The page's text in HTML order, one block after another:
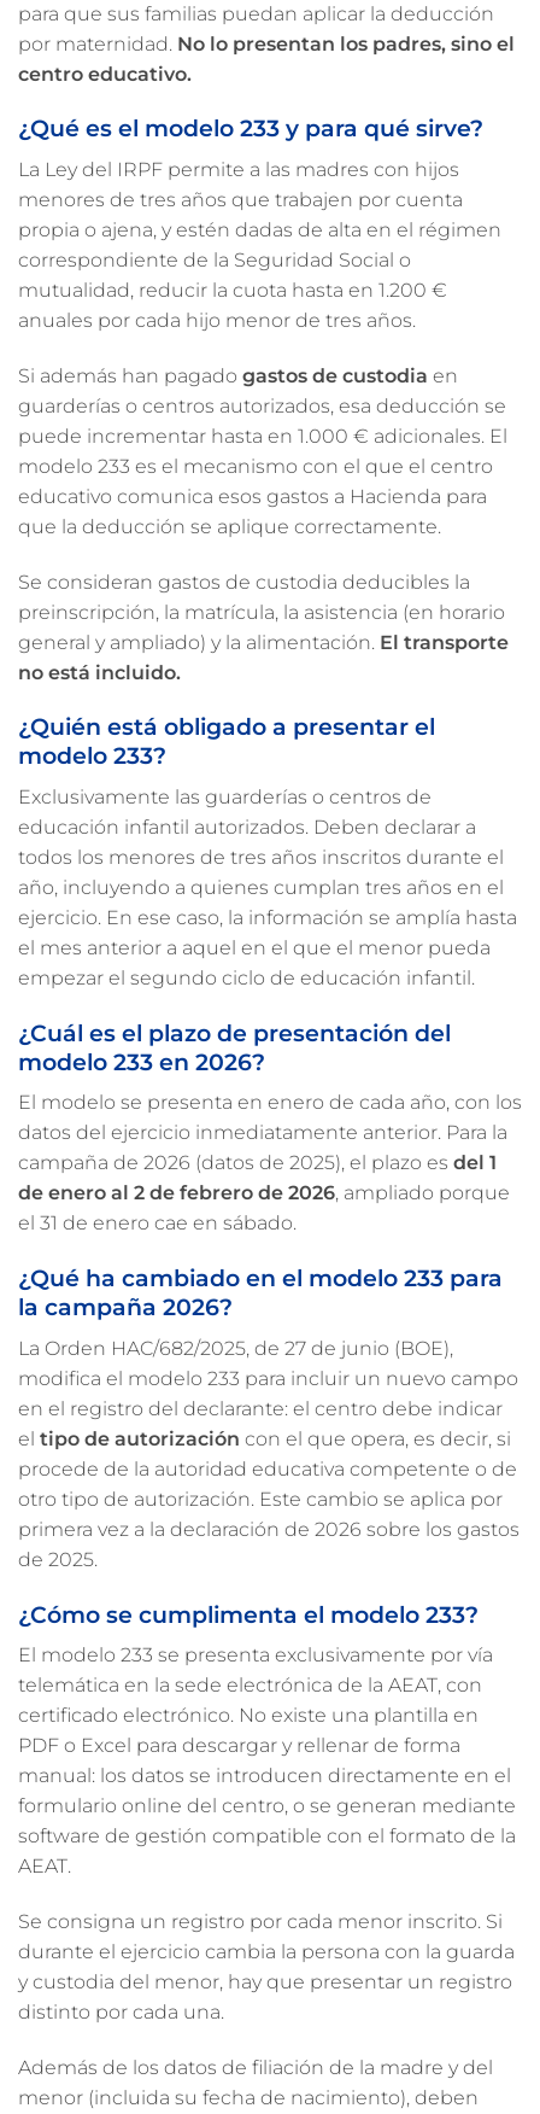
para que sus familias puedan aplicar la deducción
por maternidad. No lo presentan los padres, sino el
centro educativo.
¿Qué es el modelo 233 y para qué sirve?
La Ley del IRPF permite a las madres con hijos
menores de tres años que trabajen por cuenta
propia o ajena, y estén dadas de alta en el régimen
correspondiente de la Seguridad Social o
mutualidad, reducir la cuota hasta en 1.200 €
anuales por cada hijo menor de tres años.
Si además han pagado gastos de custodia en
guarderías o centros autorizados, esa deducción se
puede incrementar hasta en 1.000 € adicionales. El
modelo 233 es el mecanismo con el que el centro
educativo comunica esos gastos a Hacienda para
que la deducción se aplique correctamente.
Se consideran gastos de custodia deducibles la
preinscripción, la matrícula, la asistencia (en horario
general y ampliado) y la alimentación. El transporte
no está incluido.
¿Quién está obligado a presentar el
modelo 233?
Exclusivamente las guarderías o centros de
educación infantil autorizados. Deben declarar a
todos los menores de tres años inscritos durante el
año, incluyendo a quienes cumplan tres años en el
ejercicio. En ese caso, la información se amplía hasta
el mes anterior a aquel en el que el menor pueda
empezar el segundo ciclo de educación infantil.
¿Cuál es el plazo de presentación del
modelo 233 en 2026?
El modelo se presenta en enero de cada año, con los
datos del ejercicio inmediatamente anterior. Para la
campaña de 2026 (datos de 2025), el plazo es del 1
de enero al 2 de febrero de 2026, ampliado porque
el 31 de enero cae en sábado.
¿Qué ha cambiado en el modelo 233 para
la campaña 2026?
La Orden HAC/682/2025, de 27 de junio (BOE),
modifica el modelo 233 para incluir un nuevo campo
en el registro del declarante: el centro debe indicar
el tipo de autorización con el que opera, es decir, si
procede de la autoridad educativa competente o de
otro tipo de autorización. Este cambio se aplica por
primera vez a la declaración de 2026 sobre los gastos
de 2025.
¿Cómo se cumplimenta el modelo 233?
El modelo 233 se presenta exclusivamente por vía
telemática en la sede electrónica de la AEAT, con
certificado electrónico. No existe una plantilla en
PDF o Excel para descargar y rellenar de forma
manual: los datos se introducen directamente en el
formulario online del centro, o se generan mediante
software de gestión compatible con el formato de la
AEAT.
Se consigna un registro por cada menor inscrito. Si
durante el ejercicio cambia la persona con la guarda
y custodia del menor, hay que presentar un registro
distinto por cada una.
Además de los datos de filiación de la madre y del
menor (incluida su fecha de nacimiento), deben